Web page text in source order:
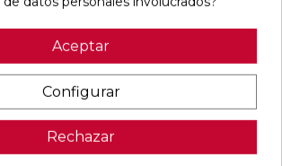
MATE
favorite
KAWAII GREY
MATE
31,6X100
RECTIFICADO
favorite
PALOMASTONE
WALL WHITE
RECTIFICADO
favorite
Aceptar
Configurar
Rechazar